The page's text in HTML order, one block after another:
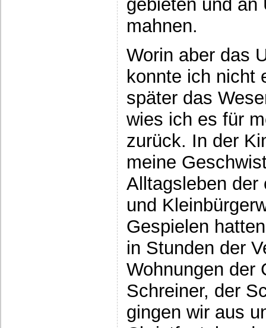
gebieten und an
mahnen.
Worin aber das
konnte ich nicht
später das
wies ich es für
zurück. In der
meine
Alltagsleben der
und
Gespielen
in Stunden der
Wohnungen der
Schreiner, der
gingen wir aus